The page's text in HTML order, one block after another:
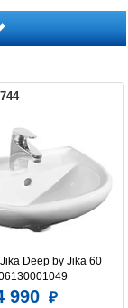
BELBAGNO
Deep by Jika 60
990